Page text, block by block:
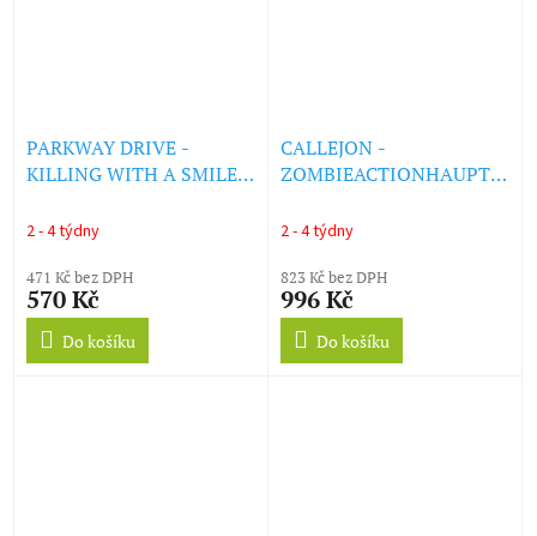
PARKWAY DRIVE -
KILLING WITH A SMILE
2 - 4 týdny
471 Kč bez DPH
570 Kč
Do košíku
CALLEJON -
(LP)
2 - 4 týdny
823 Kč bez DPH
996 Kč
Do košíku